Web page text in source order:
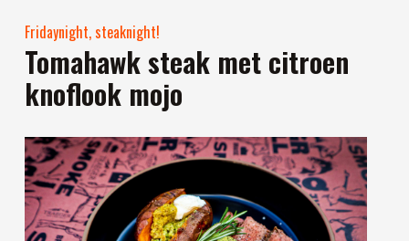
Fridaynight, steaknight!
Tomahawk steak met citroen
knoflook mojo